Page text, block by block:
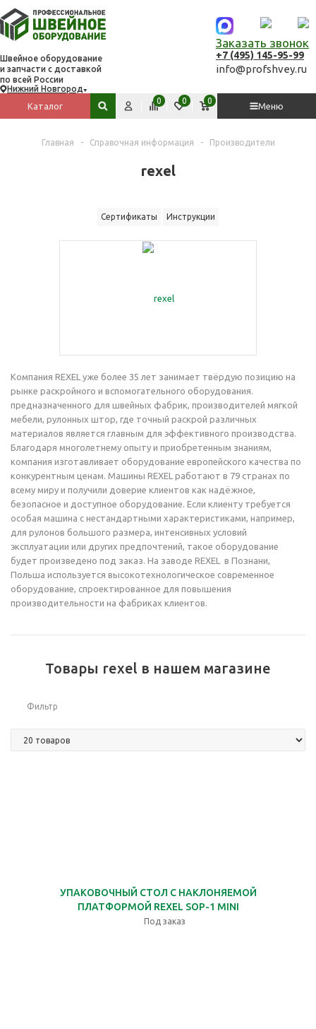
Швейное оборудование
и запчасти с доставкой
по всей России
Нижний Новгород
Заказать звонок
+7 (495) 145-95-99
info@profshvey.ru
Каталог
Меню
Поиск по сайту
Сравнить
0 Избранное
0 Корзина
0
Главная - Справочная информация - Производители
rexel
Сертификаты Инструкции
Компания REXEL уже более 35 лет занимает твёрдую позицию на
рынке раскройного и вспомогательного оборудования.
предназначенного для швейных фабрик, производителей мягкой
мебели, рулонных штор, где точный раскрой различных
материалов является главным для эффективного производства.
Благодаря многолетнему опыту и приобретенным знаниям,
компания изготавливает оборудование европейского качества по
конкурентным ценам. Машины REXEL работают в 79 странах по
всему миру и получили доверие клиентов как надёжное,
безопасное и доступное оборудование. Если клиенту требуется
особая машина с нестандартными характеристиками, например,
для рулонов большого размера, интенсивных условий
эксплуатации или других предпочтений, такое оборудование
будет произведено под заказ. На заводе REXEL в Познани,
Польша используется высокотехнологическое современное
оборудование, спроектированное для повышения
производительности на фабриках клиентов.
Товары rexel в нашем магазине
Фильтр
УПАКОВОЧНЫЙ СТОЛ С НАКЛОНЯЕМОЙ
ПЛАТФОРМОЙ REXEL SOP-1 MINI
Под заказ